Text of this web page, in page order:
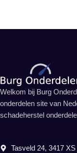
Welkom bij Burg
onderdelen site van
schadeherstel
Tasveld 24, 3417